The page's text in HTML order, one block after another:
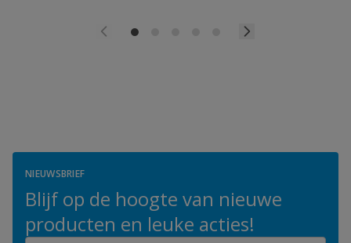
NIEUWSBRIEF
Blijf op de hoogte van nieuwe
producten en leuke acties!